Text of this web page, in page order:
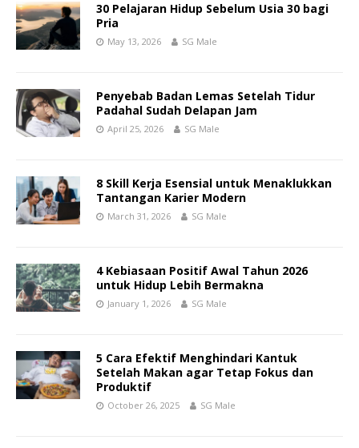
30 Pelajaran Hidup Sebelum Usia 30 bagi
Pria
May 13, 2026 SG Male
Penyebab Badan Lemas Setelah Tidur
Padahal Sudah Delapan Jam
April 25, 2026 SG Male
8 Skill Kerja Esensial untuk Menaklukkan
Tantangan Karier Modern
March 31, 2026 SG Male
4 Kebiasaan Positif Awal Tahun 2026
untuk Hidup Lebih Bermakna
January 1, 2026 SG Male
5 Cara Efektif Menghindari Kantuk
Setelah Makan agar Tetap Fokus dan
Produktif
October 26, 2025 SG Male